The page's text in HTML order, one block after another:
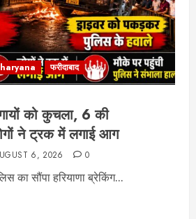
haryana फरीदाबाद
को कुचला, 6 की
ने ट्रक में लगाई आग
6, 2026 0
का सौंपा हरियाणा ब्रेकिंग...